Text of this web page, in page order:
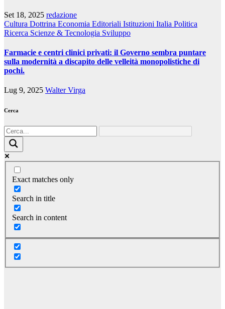
Set 18, 2025 redazione
Cultura Dottrina Economia Editoriali Istituzioni Italia Politica
Ricerca Scienze & Tecnologia Sviluppo
Farmacie e centri clinici privati: il Governo sembra puntare
sulla modernità a discapito delle velleità monopolistiche di
pochi.
Lug 9, 2025 Walter Virga
Cerca
Exact matches only
Search in title
Search in content